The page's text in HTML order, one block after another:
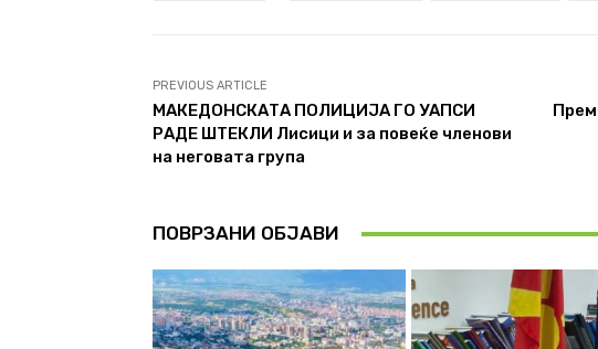
PREVIOUS ARTICLE
МАКЕДОНСКАТА ПОЛИЦИЈА ГО УАПСИ
РАДЕ ШТЕКЛИ Лисици и за повеќе членови
на неговата група
ПОВРЗАНИ ОБЈАВИ